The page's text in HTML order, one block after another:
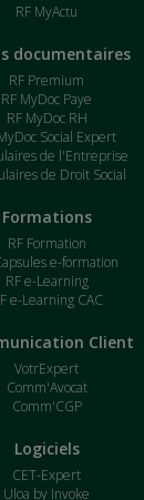
RF MyActu
documentaires
RF Premium
RF MyDoc Paye
RF MyDoc RH
Social Expert
de l'Entreprise
de Droit Social
Formations
RF Formation
e-formation
RF e-Learning
e-Learning CAC
Client
VotrExpert
Comm'Avocat
Comm'CGP
Logiciels
CET-Expert
Uloa by Invoke